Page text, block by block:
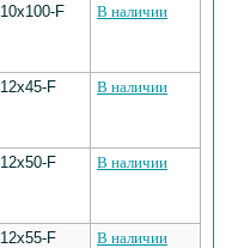
10х100-F В наличии
12х45-F В наличии
12х50-F В наличии
12х55-F В наличии